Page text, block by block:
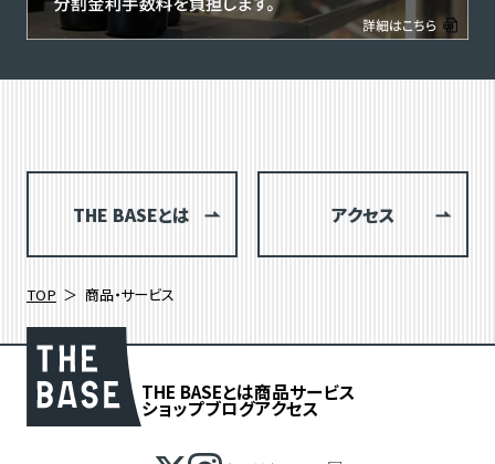
THE BASEとは アクセス
TOP 商品・サービス
THE BASEとは商品サービス
ショップブログアクセス